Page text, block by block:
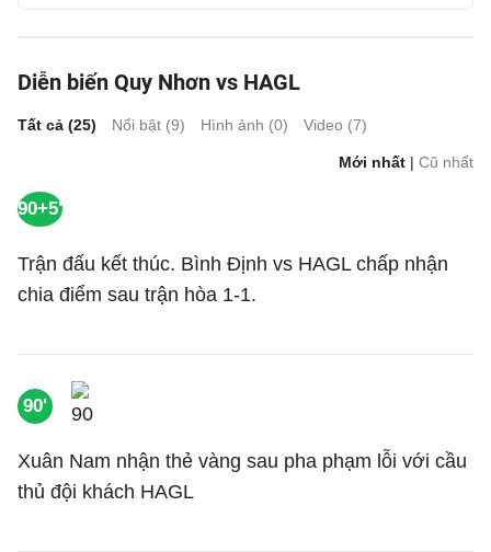
Diễn biến Quy Nhơn vs HAGL
Tất cả (25) Nổi bật (9) Hình ảnh (0) Video (7)
Mới nhất | Cũ nhất
90+5'
Trận đấu kết thúc. Bình Định vs HAGL chấp nhận
chia điểm sau trận hòa 1-1.
90'
Xuân Nam nhận thẻ vàng sau pha phạm lỗi với cầu
thủ đội khách HAGL